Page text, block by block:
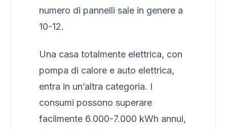
numero di pannelli sale in genere a
10-12.
Una casa totalmente elettrica, con
pompa di calore e auto elettrica,
entra in un’altra categoria. I
consumi possono superare
facilmente 6.000-7.000 kWh annui,